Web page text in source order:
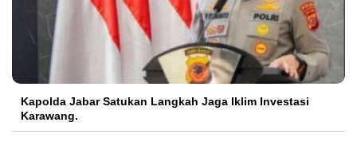
Kapolda Jabar Satukan Langkah Jaga Iklim Investasi
Karawang.